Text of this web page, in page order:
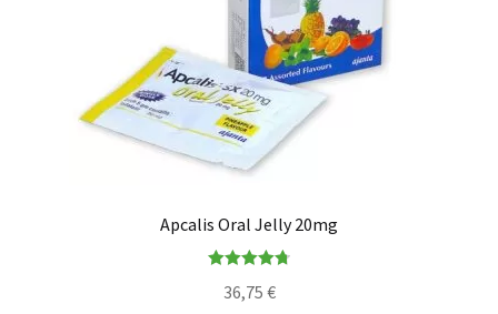
Apcalis Oral Jelly 20mg
out of 5
36,75 €